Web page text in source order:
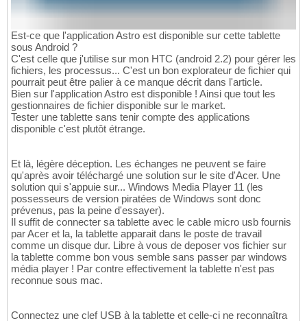
Est-ce que l'application Astro est disponible sur cette tablette
sous Android ?
C'est celle que j'utilise sur mon HTC (android 2.2) pour gérer les
fichiers, les processus... C'est un bon explorateur de fichier qui
pourrait peut être palier à ce manque décrit dans l'article.
Bien sur l'application Astro est disponible ! Ainsi que tout les
gestionnaires de fichier disponible sur le market.
Tester une tablette sans tenir compte des applications
disponible c'est plutôt étrange.
Et là, légère déception. Les échanges ne peuvent se faire
qu'après avoir téléchargé une solution sur le site d'Acer. Une
solution qui s'appuie sur... Windows Media Player 11 (les
possesseurs de version piratées de Windows sont donc
prévenus, pas la peine d'essayer).
Il suffit de connecter sa tablette avec le cable micro usb fournis
par Acer et la, la tablette apparait dans le poste de travail
comme un disque dur. Libre à vous de deposer vos fichier sur
la tablette comme bon vous semble sans passer par windows
média player ! Par contre effectivement la tablette n'est pas
reconnue sous mac.
Connectez une clef USB à la tablette et celle-ci ne reconnaîtra